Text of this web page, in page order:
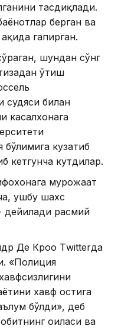
тасдиқлади.
берган ва
гапирган.
шундан сўнг
ўтиш
судяси билан
касалхонага
бўлимига кузатиб
кетгунча кутдилар.
мурожаат
ушбу шахс
дейилади расмий
Де Кроо Тwitterда
«Полиция
хавф остига
бўлди», деб
оиласи ва